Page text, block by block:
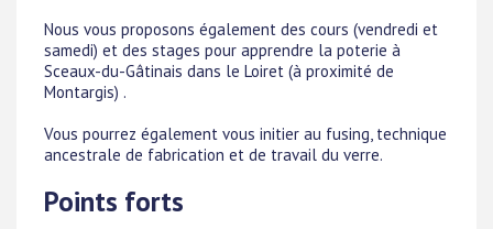
Nous vous proposons également des cours (vendredi et
samedi) et des stages pour apprendre la poterie à
Sceaux-du-Gâtinais dans le Loiret (à proximité de
Montargis) .
Vous pourrez également vous initier au fusing, technique
ancestrale de fabrication et de travail du verre.
Points forts